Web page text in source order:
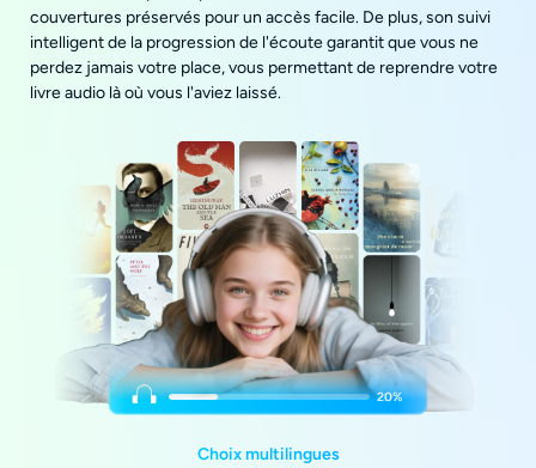
couvertures préservés pour un accès facile. De plus, son suivi
intelligent de la progression de l'écoute garantit que vous ne
perdez jamais votre place, vous permettant de reprendre votre
livre audio là où vous l'aviez laissé.
Choix multilingues